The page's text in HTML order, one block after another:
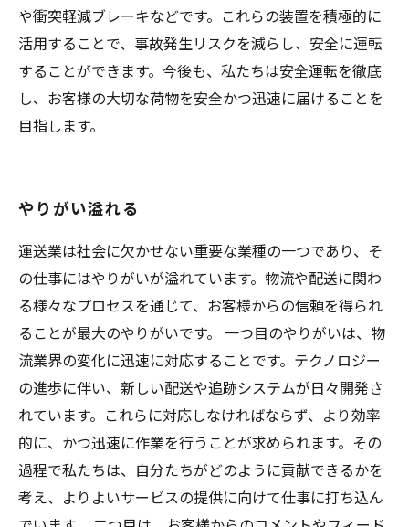
や衝突軽減ブレーキなどです。これらの装置を積極的に
活用することで、事故発生リスクを減らし、安全に運転
することができます。今後も、私たちは安全運転を徹底
し、お客様の大切な荷物を安全かつ迅速に届けることを
目指します。
やりがい溢れる
運送業は社会に欠かせない重要な業種の一つであり、そ
の仕事にはやりがいが溢れています。物流や配送に関わ
る様々なプロセスを通じて、お客様からの信頼を得られ
ることが最大のやりがいです。 一つ目のやりがいは、物
流業界の変化に迅速に対応することです。テクノロジー
の進歩に伴い、新しい配送や追跡システムが日々開発さ
れています。これらに対応しなければならず、より効率
的に、かつ迅速に作業を行うことが求められます。その
過程で私たちは、自分たちがどのように貢献できるかを
考え、よりよいサービスの提供に向けて仕事に打ち込ん